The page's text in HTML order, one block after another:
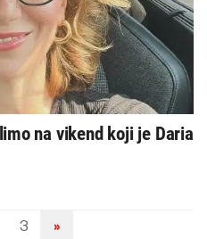
na vikend koji je Daria
3 »